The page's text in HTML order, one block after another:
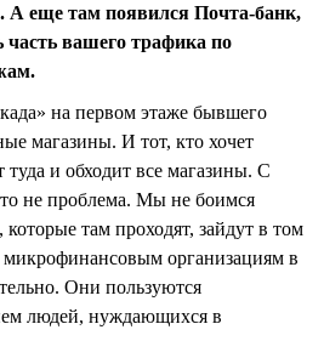
А еще там появился Почта-банк,
вашего трафика по
на первом этаже бывшего
магазины. И тот, кто хочет
туда и обходит все магазины. С
не проблема. Мы не боимся
там проходят, зайдут в том
организациям в
Они пользуются
людей, нуждающихся в